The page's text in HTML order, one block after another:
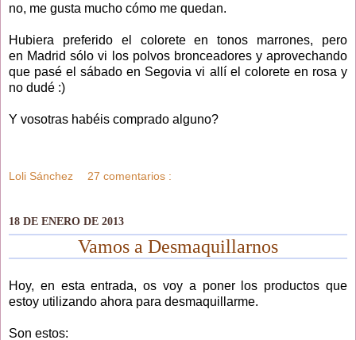
no, me gusta mucho cómo me quedan.
Hubiera preferido el colorete en tonos marrones, pero
en Madrid sólo vi los polvos bronceadores y aprovechando
que pasé el sábado en Segovia vi allí el colorete en rosa y
no dudé :)
Y vosotras habéis comprado alguno?
Loli Sánchez 27 comentarios :
18 DE ENERO DE 2013
Vamos a Desmaquillarnos
Hoy, en esta entrada, os voy a poner los productos que
estoy utilizando ahora para desmaquillarme.
Son estos: